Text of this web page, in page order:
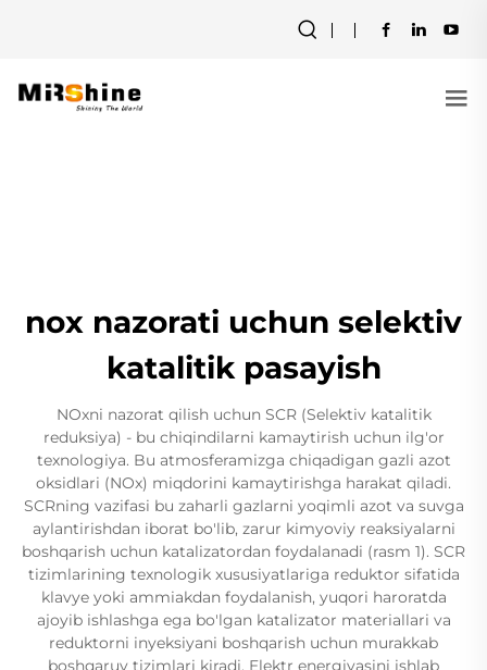
nox nazorati uchun selektiv
katalitik pasayish
NOxni nazorat qilish uchun SCR (Selektiv katalitik
reduksiya) - bu chiqindilarni kamaytirish uchun ilg'or
texnologiya. Bu atmosferamizga chiqadigan gazli azot
oksidlari (NOx) miqdorini kamaytirishga harakat qiladi.
SCRning vazifasi bu zaharli gazlarni yoqimli azot va suvga
aylantirishdan iborat bo'lib, zarur kimyoviy reaksiyalarni
boshqarish uchun katalizatordan foydalanadi (rasm 1). SCR
tizimlarining texnologik xususiyatlariga reduktor sifatida
klavye yoki ammiakdan foydalanish, yuqori haroratda
ajoyib ishlashga ega bo'lgan katalizator materiallari va
reduktorni inyeksiyani boshqarish uchun murakkab
boshqaruv tizimlari kiradi. Elektr energiyasini ishlab